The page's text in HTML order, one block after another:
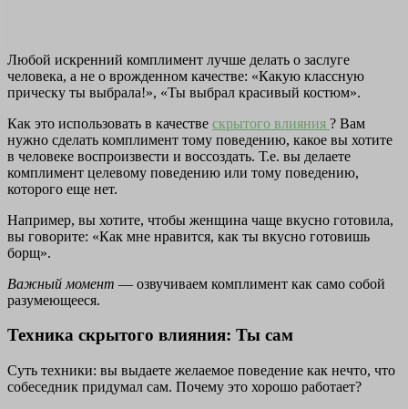
Любой искренний комплимент лучше делать о заслуге
человека, а не о врожденном качестве: «Какую классную
прическу ты выбрала!», «Ты выбрал красивый костюм».
Как это использовать в качестве скрытого влияния ? Вам
нужно сделать комплимент тому поведению, какое вы хотите
в человеке воспроизвести и воссоздать. Т.е. вы делаете
комплимент целевому поведению или тому поведению,
которого еще нет.
Например, вы хотите, чтобы женщина чаще вкусно готовила,
вы говорите: «Как мне нравится, как ты вкусно готовишь
борщ».
Важный момент — озвучиваем комплимент как само собой
разумеющееся.
Техника скрытого влияния: Ты сам
Суть техники: вы выдаете желаемое поведение как нечто, что
собеседник придумал сам. Почему это хорошо работает?